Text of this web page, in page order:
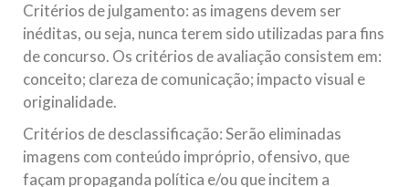
Critérios de julgamento: as imagens devem ser
inéditas, ou seja, nunca terem sido utilizadas para fins
de concurso. Os critérios de avaliação consistem em:
conceito; clareza de comunicação; impacto visual e
originalidade.
Critérios de desclassificação: Serão eliminadas
imagens com conteúdo impróprio, ofensivo, que
façam propaganda política e/ou que incitem a